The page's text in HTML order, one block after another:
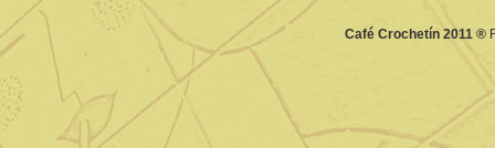
Café Crochetín 2011 ®